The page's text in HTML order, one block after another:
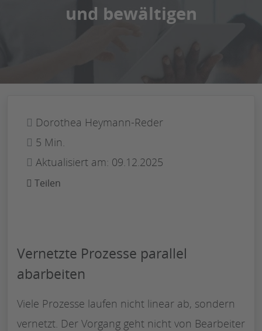
und bewältigen
Dorothea Heymann-Reder
5 Min.
Aktualisiert am: 09.12.2025
Teilen
Vernetzte Prozesse parallel
abarbeiten
Viele Prozesse laufen nicht linear ab, sondern
vernetzt. Der Vorgang geht nicht von Bearbeiter